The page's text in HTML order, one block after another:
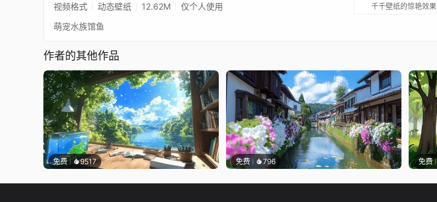
视频格式 动态壁纸 12.62M 仅个人使用 千千壁纸的惊艳效果
萌宠水族馆鱼
作者的其他作品
免费 9517 免费 796 免费